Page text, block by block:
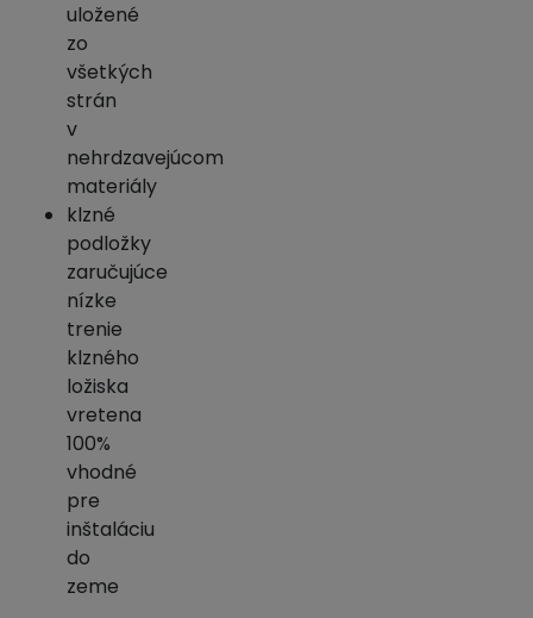
uložené
zo
všetkých
strán
v
nehrdzavejúcom
materiály
klzné
podložky
zaručujúce
nízke
trenie
klzného
ložiska
vretena
100%
vhodné
pre
inštaláciu
do
zeme